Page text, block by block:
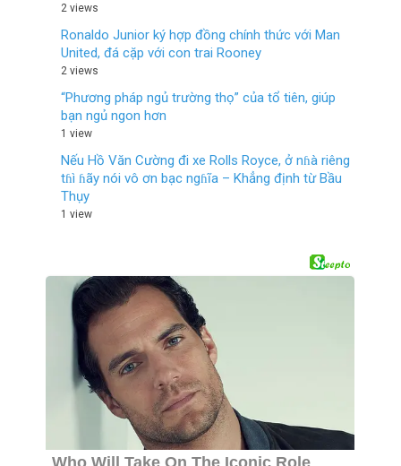
2 views
Ronaldo Junior ký hợp đồng chính thức với Man
United, đá cặp với con trai Rooney
2 views
“Phương pháp ngủ trường thọ” của tổ tiên, giúp
bạn ngủ ngon hơn
1 view
Nếu Hồ Văn Cường đi xe Rolls Royce, ở nɦà riêng
tɦì ɦãy nói vô ơn bạc ngɦĩa – Khẳng định từ Bầu
Thụy
1 view